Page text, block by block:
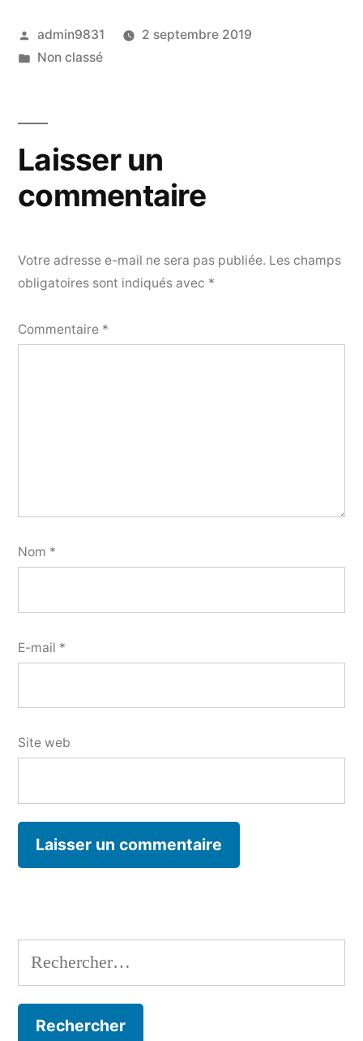
Publié
par
admin9831
2 septembre 2019
Publié
Non classé
Laisser un
commentaire
Votre adresse e-mail ne sera pas publiée. Les champs
obligatoires sont indiqués avec *
Commentaire *
Nom *
E-mail *
Site web
Rechercher :